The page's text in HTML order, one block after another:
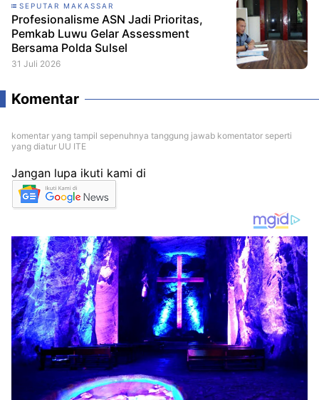
SEPUTAR MAKASSAR
Profesionalisme ASN Jadi Prioritas,
Pemkab Luwu Gelar Assessment
Bersama Polda Sulsel
31 Juli 2026
Komentar
komentar yang tampil sepenuhnya tanggung jawab komentator seperti
yang diatur UU ITE
Jangan lupa ikuti kami di